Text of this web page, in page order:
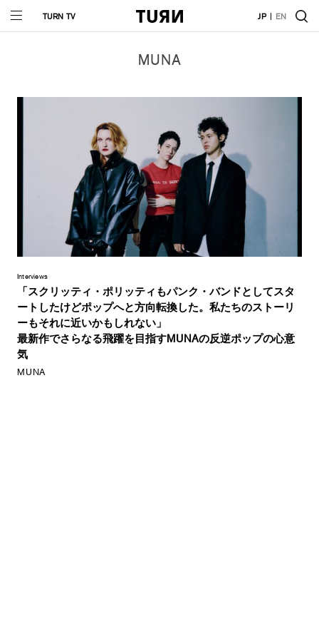
TURN TV JP EN
MUNA
Interviews
「スクリッティ・ポリッティもパンク・バンドとしてスタ
ートしたけどポップへと方向転換した。私たちのストーリ
ーもそれに近いかもしれない」
最新作でさらなる飛躍を目指すMUNAの反逆ポップの心意
気
MUNA